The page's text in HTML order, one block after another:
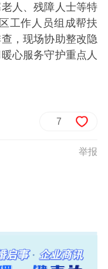
人、残障人士等特
工作人员组成帮扶
，现场协助整改隐
心服务守护重点人
7
举报